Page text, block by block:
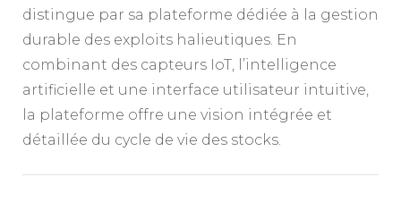
distingue par sa plateforme dédiée à la gestion
durable des exploits halieutiques. En
combinant des capteurs IoT, l’intelligence
artificielle et une interface utilisateur intuitive,
la plateforme offre une vision intégrée et
détaillée du cycle de vie des stocks.